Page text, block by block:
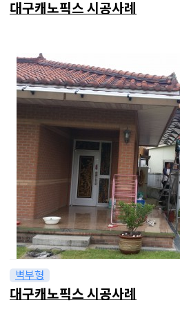
대구캐노픽스 시공사례
벽부형
대구캐노픽스 시공사례